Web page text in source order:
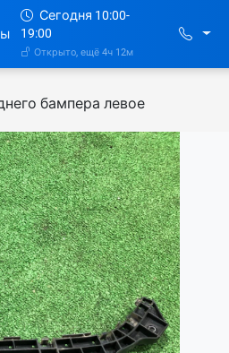
Сегодня 10:00-
19:00
Открыто, ещё 4ч 12м
бампера левое